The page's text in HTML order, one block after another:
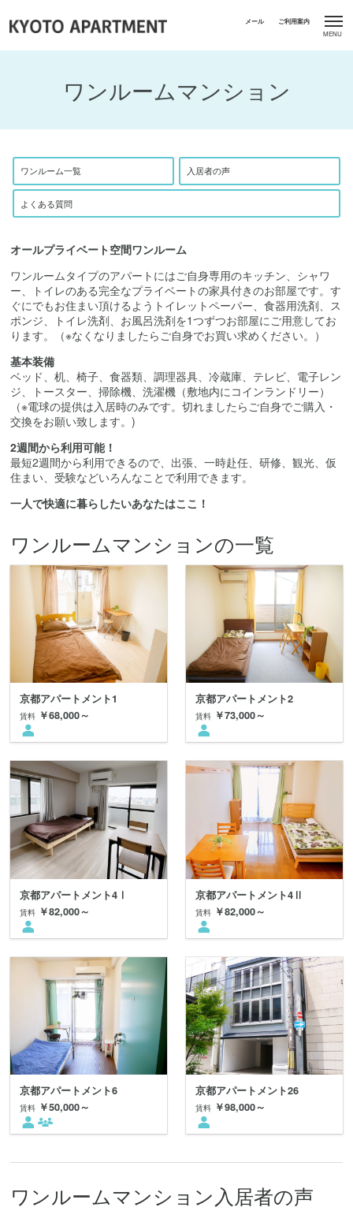
ワンルームマンション
ワンルーム一覧 入居者の声
よくある質問
オールプライベート空間ワンルーム
ワンルームタイプのアパートにはご自身専用のキッチン、シャワ
ー、トイレのある完全なプライベートの家具付きのお部屋です。す
ぐにでもお住まい頂けるようトイレットペーパー、食器用洗剤、ス
ポンジ、トイレ洗剤、お風呂洗剤を1つずつお部屋にご用意してお
ります。（※なくなりましたらご自身でお買い求めください。）
基本装備
ベッド、机、椅子、食器類、調理器具、冷蔵庫、テレビ、電子レン
ジ、トースター、掃除機、洗濯機（敷地内にコインランドリー）
（※電球の提供は入居時のみです。切れましたらご自身でご購入・
交換をお願い致します。)
2週間から利用可能！
最短2週間から利用できるので、出張、一時赴任、研修、観光、仮
住まい、受験などいろんなことで利用できます。
一人で快適に暮らしたいあなたはここ！
ワンルームマンションの一覧
京都アパートメント1
賃料 ￥68,000～
京都アパートメント2
賃料 ￥73,000～
京都アパートメント4Ⅰ
賃料 ￥82,000～
京都アパートメント4Ⅱ
賃料 ￥82,000～
京都アパートメント6
賃料 ￥50,000～
京都アパートメント26
賃料 ￥98,000～
ワンルームマンション入居者の声